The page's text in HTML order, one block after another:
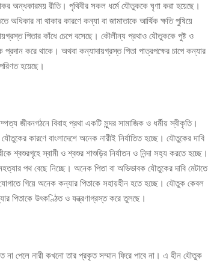
অন্ধকারময় রীতি। পৃথিবীর সকল ধর্মে যৌতুককে ঘৃণা করা হয়েছে।
অধিকার না থাকার কারণে কন্যা বা জামাতাকে আর্থিক ক্ষতি পুষিয়ে
পিতার কাঁধে চেপে বসেছে। কৌলীন্য প্রথাও যৌতুককে পুষ্ট ও
করে থাকে। অথবা কন্যাদায়গ্রস্ত পিতা পাত্রপক্ষের চাপে কন্যার
হয়েছে।
জীবনগঠনে বিবাহ প্রথা একটি সুন্দর সামাজিক ও ধর্মীয় স্বীকৃতি।
কারণে বাংলাদেশে অনেক নারীই নির্যাতিত হচ্ছে। যৌতুকের দাবি
শ্বশুরগৃহে স্বামী ও শ্বশুর শাশুড়ির নির্যাতন ও নিন্দা সহ্য করতে হচ্ছে।
পথ বেছে নিচ্ছে। অনেক পিতা বা অভিভাবক যৌতুকের দাবি মেটাতে
গিয়ে অনেক কন্যার পিতাকে সহায়হীন হতে হচ্ছে। যৌতুক কেবল
পিতাকে উৎকণ্ঠিত ও যন্ত্রণাগ্রস্ত করে তুলছে।
না পেলে নারী কখনো তার প্রকৃত সম্মান ফিরে পাবে না। এ হীন যৌতুক